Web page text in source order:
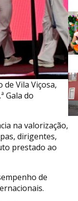
Vila Viçosa,
Gala do
na valorização,
dirigentes,
prestado ao
de